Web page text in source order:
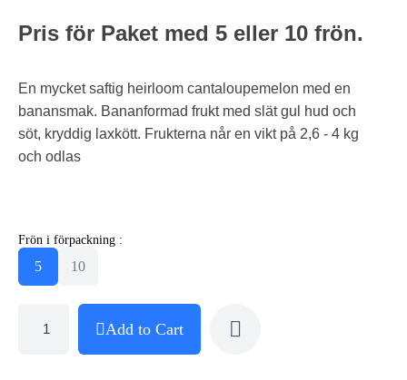
Pris för Paket med 5 eller 10 frön.
En mycket saftig heirloom cantaloupemelon med en
banansmak. Bananformad frukt med slät gul hud och
söt, kryddig laxkött. Frukterna når en vikt på 2,6 - 4 kg
och odlas
Frön i förpackning :
5 10
Add to Cart